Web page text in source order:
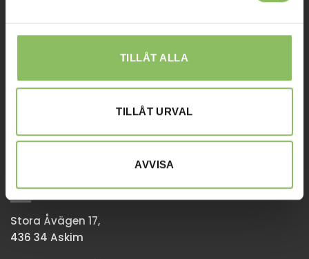
TILLÅT ALLA
TILLÅT URVAL
AVVISA
Sommaröppettider:
Övriga dagar har vi stängt.
info@baddsofflagret.se
GÖTEBORG
Stora Åvägen 17,
436 34 Askim